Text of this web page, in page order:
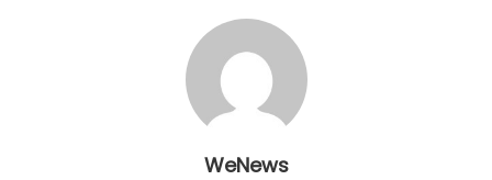
WeNews